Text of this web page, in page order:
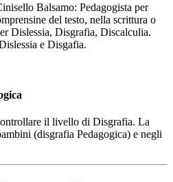
Balsamo: Pedagogista per
del testo, nella scrittura o
Dislessia, Disgrafia, Discalculia.
e Disgafia.
il livello di Disgrafia. La
(disgrafia Pedagogica) e negli